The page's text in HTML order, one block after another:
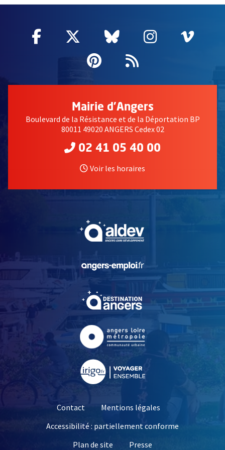
Facebook
, Ouvre une nouvelle fenêtre
Twitter
, Ouvre une nouvelle
Bluesky
, Ouvre une
Instagram
, Ouvre
,
Pinterest
, Ouvre une
Flux RSS
Mairie d'Angers
Boulevard de la Résistance et de la Déportation BP
80011 49020 ANGERS Cedex 02
02 41 05 40 00
Voir les horaires
, Ouvre une nouvelle
, Ouvre une nouvelle
Contact
Mentions légales
Accessibilité : partiellement conforme
Plan de site
Presse